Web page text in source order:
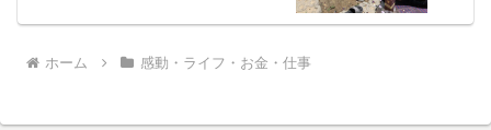
ホーム 感動・ライフ・お金・仕事